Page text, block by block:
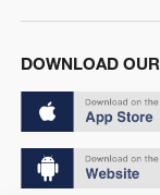
DOWNLOAD